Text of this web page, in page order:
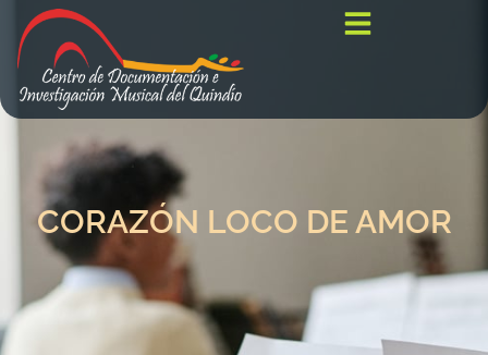
CORAZÓN LOCO DE AMOR